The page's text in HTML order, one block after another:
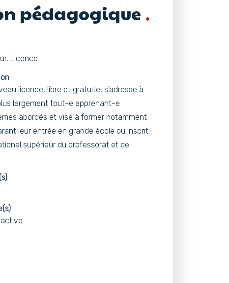
pédagogique
Licence
licence, libre et gratuite, s’adresse à
largement tout-e apprenant-e
abordés et vise à former notamment
leur entrée en grande école ou inscrit-
supérieur du professorat et de